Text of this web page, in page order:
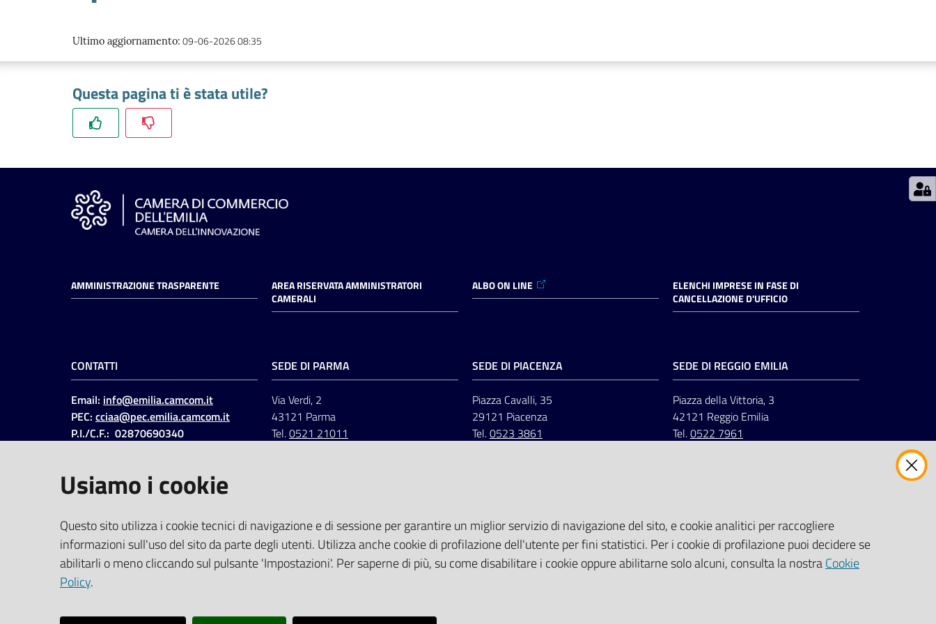
Ultimo aggiornamento: 09-06-2026 08:35
Questa pagina ti è stata utile?
AMMINISTRAZIONE TRASPARENTE
AREA RISERVATA AMMINISTRATORI
CAMERALI
ALBO ON LINE
ELENCHI IMPRESE IN FASE DI
CANCELLAZIONE D'UFFICIO
CONTATTI
Email: info@emilia.camcom.it
PEC: cciaa@pec.emilia.camcom.it
P.I./C.F.: 02870690340
Codice IPA: ccem
SEDE DI PARMA
Via Verdi, 2
43121 Parma
Tel.0521 21011
SEDE DI PIACENZA
Piazza Cavalli, 35
29121 Piacenza
Tel.0523 3861
SEDE DI REGGIO EMILIA
Piazza della Vittoria, 3
42121 Reggio Emilia
Tel.0522 7961
SOCIAL
LinkedinFacebookInstagram
Usiamo i cookie
Questo sito utilizza i cookie tecnici di navigazione e di sessione per garantire un miglior servizio di navigazione del sito, e cookie analitici per raccogliere
informazioni sull'uso del sito da parte degli utenti. Utilizza anche cookie di profilazione dell'utente per fini statistici. Per i cookie di profilazione puoi decidere se
abilitarli o meno cliccando sul pulsante 'Impostazioni'. Per saperne di più, su come disabilitare i cookie oppure abilitarne solo alcuni, consulta la nostraCookie
Policy.